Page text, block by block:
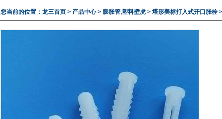
您当前的位置： 龙三首页 > 产品中心> 膨胀管,塑料壁虎 > 塔形美标打入式开口胀栓 >